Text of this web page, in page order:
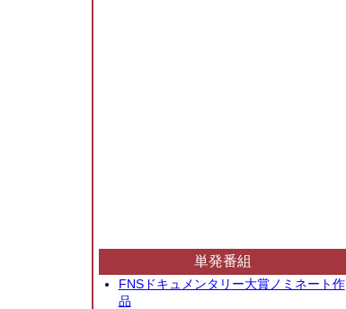
単発番組
FNSドキュメンタリー大賞ノミネート作
品